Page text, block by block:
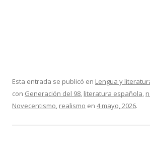
Esta entrada se publicó en Lengua y
con Generación del 98, literatura española,
Novecentismo, realismo en 4 mayo, 2026.